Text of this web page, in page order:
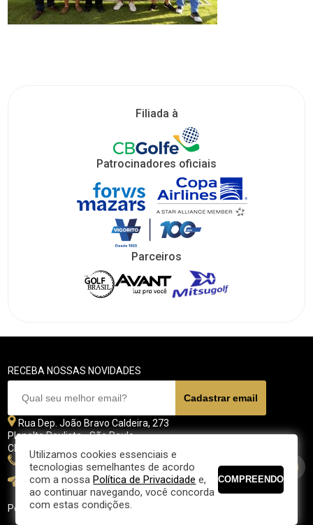
Filiada à
Patrocinadores oficiais
Parceiros
RECEBA NOSSAS NOVIDADES
Rua Dep. João Bravo Caldeira, 273
Planalto Paulista - São Paulo
CEP 04071 - 045
11 5070-4700
fpgolfe@fpgolfe.com.br
Política de privacidade
Utilizamos cookies essenciais e
tecnologias semelhantes de acordo
com a nossaPolítica de Privacidade e,
ao continuar navegando, você concorda
com estas condições.